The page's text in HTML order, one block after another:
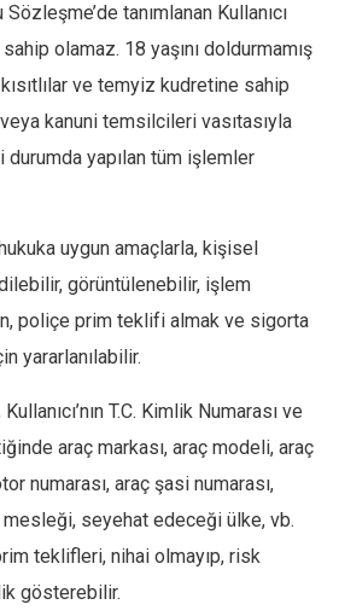
tanımlanan Kullanıcı
olamaz. 18 yaşını doldurmamış
ve temyiz kudretine sahip
kanuni temsilcileri vasıtasıyla
yapılan tüm işlemler
uygun amaçlarla, kişisel
görüntülenebilir, işlem
poliçe prim teklifi almak ve sigorta
yararlanılabilir.
T.C. Kimlik Numarası ve
araç markası, araç modeli, araç
numarası, araç şasi numarası,
seyehat edeceği ülke, vb.
teklifleri, nihai olmayıp, risk
gösterebilir.